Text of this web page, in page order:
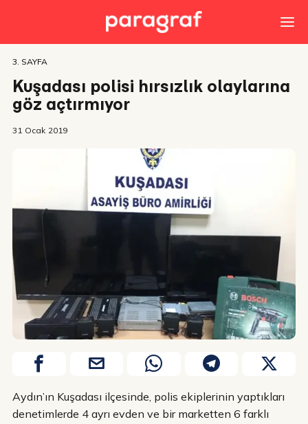
3. SAYFA
Kuşadası polisi hırsızlık olaylarına
göz açtırmıyor
31 Ocak 2019
Aydın’ın Kuşadası ilçesinde, polis ekiplerinin yaptıkları
denetimlerde 4 ayrı evden ve bir marketten 6 farklı